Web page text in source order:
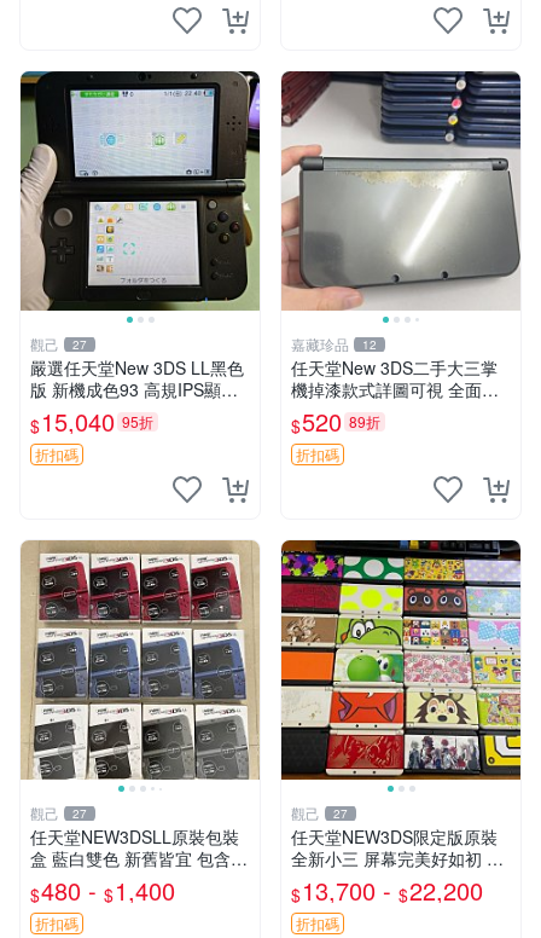
觀己 27
嚴選任天堂New 3DS LL黑色
版 新機成色93 高規IPS顯示
屏幕雪白 游戲資源免費供應
充電線附贈 薄膜相送 推薦收
藏 new 3ds ll 黑
$15,040 95折
折扣碼
嘉藏珍品 12
任天堂New 3DS二手大三掌
機掉漆款式詳圖可視 全面檢
測確保無虞 二手任天堂New
3DS 掉漆編號發貨 大三掌機
收藏推薦 二手任天堂New 3D
$520 89折
折扣碼
觀己 27
任天堂NEW3DSLL原裝包裝
盒 藍白雙色 新舊皆宜 包含所
有配件 二手全新 任天堂NEW
3DSLL包裝盒 非國產盒 藍色
紅色銀黑色 白色（內托說明
$480 - $1,400
折扣碼
觀己 27
任天堂NEW3DS限定版原裝
全新小三 屏幕完美好如初 貼
膜保護嚴選推薦 專家檢測功
能正常 任天堂NEW3DS 小三
98新 成色優質 日本原裝 新小
$13,700 - $22,200
折扣碼